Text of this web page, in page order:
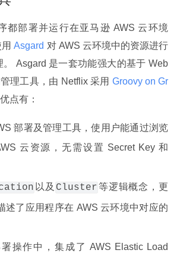
都部署并运行在亚马逊 AWS 云环境
Asgard 对 AWS 云环境中的资源进行
Asgard 是一套功能强大的基于 Web
理工具，由 Netflix 采用 Groovy on Gr
点有：
部署及管理工具，使用户能通过浏览
云资源，无需设置 Secret Key 和
以及 Cluster 等逻辑概念，更
述了应用程序在 AWS 云环境中对应的
操作中，集成了 AWS Elastic Load